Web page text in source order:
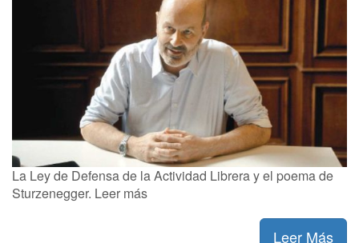
La Ley de Defensa de la Actividad Librera y el poema de
Sturzenegger. Leer más
Leer Más